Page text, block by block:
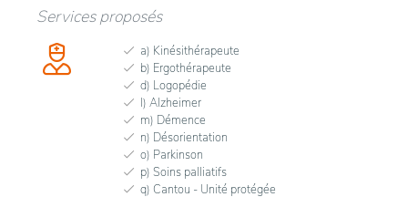
Services proposés
a) Kinésithérapeute
b) Ergothérapeute
d) Logopédie
l) Alzheimer
m) Démence
n) Désorientation
o) Parkinson
p) Soins palliatifs
q) Cantou - Unité protégée